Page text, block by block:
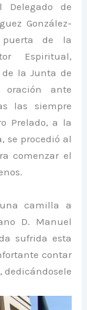
de
González-
puerta de la
Espiritual,
de la Junta de
oración ante
las siempre
Prelado, a la
se procedió al
comenzar el
camilla a
D. Manuel
sufrida esta
contar
dedicándosele